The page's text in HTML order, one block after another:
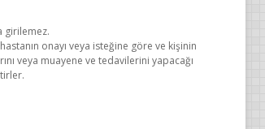
girilemez.
onayı veya isteğine göre ve kişinin
veya muayene ve tedavilerini yapacağı